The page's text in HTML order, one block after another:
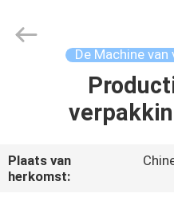
VR-
De Machine
Plaats van
herkomst: